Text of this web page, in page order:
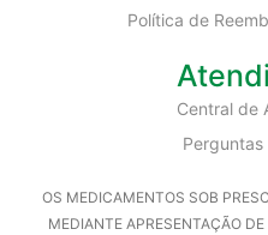
Política de
Central de
OS MEDICAMENTOS SOB
MEDIANTE APRESENTAÇÃO